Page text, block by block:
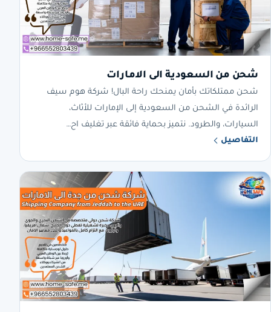
شحن من السعودية الى الامارات
شحن ممتلكاتك بأمان يمنحك راحة البال! شركة هوم سيف
الرائدة في الشحن من السعودية إلى الإمارات للأثاث،
السيارات، والطرود. نتميز بحماية فائقة عبر تغليف اح…
التفاصيل